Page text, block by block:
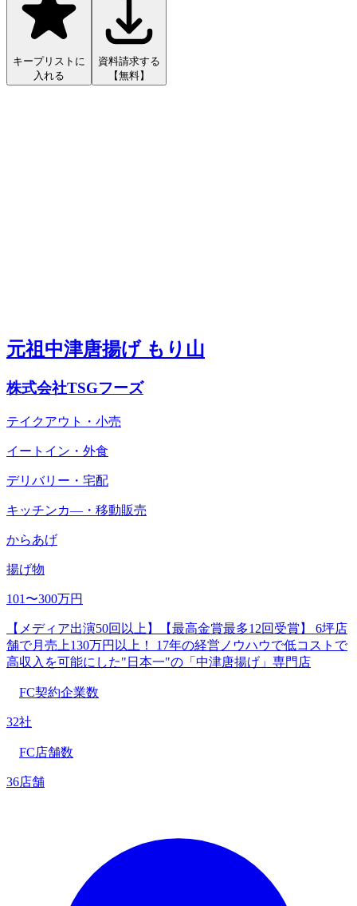
キープリストに
入れる
資料請求する
【無料】
元祖中津唐揚げ もり山
株式会社TSGフーズ
テイクアウト・小売
イートイン・外食
デリバリー・宅配
キッチンカ―・移動販売
からあげ
揚げ物
101〜300万円
【メディア出演50回以上】【最高金賞最多12回受賞】 6坪店
舗で月売上130万円以上！ 17年の経営ノウハウで低コストで
高収入を可能にした"日本一"の「中津唐揚げ」専門店
FC契約企業数
32社
FC店舗数
36店舗